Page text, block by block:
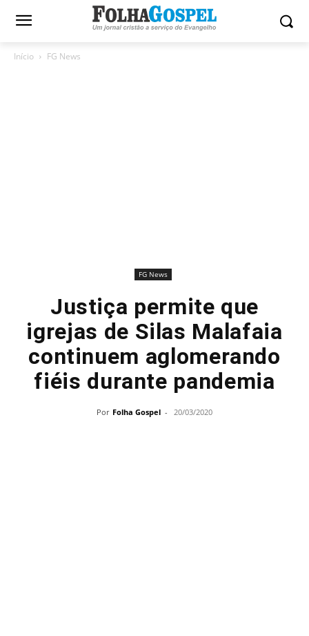
Início FG News
FG News
Justiça permite que
igrejas de Silas Malafaia
continuem aglomerando
fiéis durante pandemia
Por Folha Gospel - 20/03/2020